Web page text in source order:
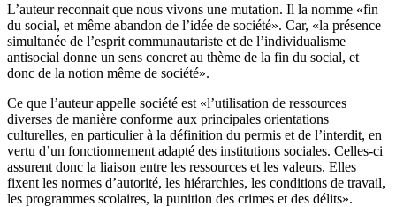
L’auteur reconnait que nous vivons une mutation. Il la nomme «fin
du social, et même abandon de l’idée de société». Car, «la présence
simultanée de l’esprit communautariste et de l’individualisme
antisocial donne un sens concret au thème de la fin du social, et
donc de la notion même de société».
Ce que l’auteur appelle société est «l’utilisation de ressources
diverses de manière conforme aux principales orientations
culturelles, en particulier à la définition du permis et de l’interdit, en
vertu d’un fonctionnement adapté des institutions sociales. Celles-ci
assurent donc la liaison entre les ressources et les valeurs. Elles
fixent les normes d’autorité, les hiérarchies, les conditions de travail,
les programmes scolaires, la punition des crimes et des délits».